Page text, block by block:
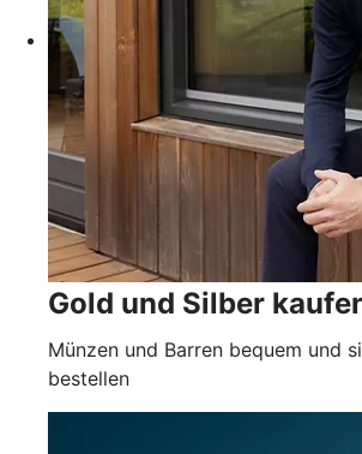
Gold und Silber
Münzen und Barren bequem und
bestellen